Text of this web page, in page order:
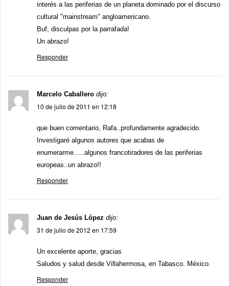
interés a las periferias de un planeta dominado por el discurso
cultural "mainstream" angloamericano.
Buf, disculpas por la parrafada!
Un abrazo!
Responder
Marcelo Caballero dijo:
10 de julio de 2011 en 12:18
que buen comentario, Rafa..profundamente agradecido.
Investigaré algunos autores que acabas de
enumerarme…..algunos francotiradores de las periferias
europeas..un abrazo!!
Responder
Juan de Jesús López dijo:
31 de julio de 2012 en 17:59
Un excelente aporte, gracias
Saludos y salud desde Villahermosa, en Tabasco. México.
Responder